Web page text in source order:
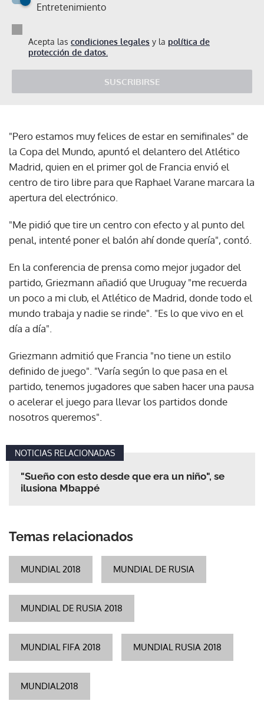
Entretenimiento
Acepta las condiciones legales y la política de
protección de datos.
SUSCRIBIRSE
"Pero estamos muy felices de estar en semifinales" de
la Copa del Mundo, apuntó el delantero del Atlético
Madrid, quien en el primer gol de Francia envió el
centro de tiro libre para que Raphael Varane marcara la
apertura del electrónico.
"Me pidió que tire un centro con efecto y al punto del
penal, intenté poner el balón ahí donde quería", contó.
En la conferencia de prensa como mejor jugador del
partido, Griezmann añadió que Uruguay "me recuerda
un poco a mi club, el Atlético de Madrid, donde todo el
mundo trabaja y nadie se rinde". "Es lo que vivo en el
día a día".
Griezmann admitió que Francia "no tiene un estilo
definido de juego". "Varía según lo que pasa en el
partido, tenemos jugadores que saben hacer una pausa
o acelerar el juego para llevar los partidos donde
nosotros queremos".
NOTICIAS RELACIONADAS
"Sueño con esto desde que era un niño", se
ilusiona Mbappé
Temas relacionados
MUNDIAL 2018 MUNDIAL DE RUSIA
MUNDIAL DE RUSIA 2018
MUNDIAL FIFA 2018 MUNDIAL RUSIA 2018
MUNDIAL2018